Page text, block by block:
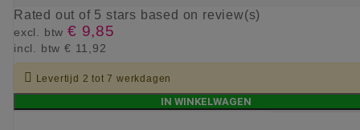
Rated out of 5 stars based on review(s)
excl. btw € 9,85
incl. btw € 11,92
 Levertijd 2 tot 7 werkdagen
IN WINKELWAGEN